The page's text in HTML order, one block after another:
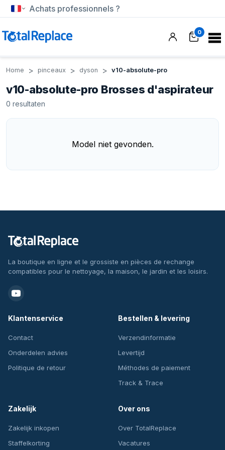
Achats professionnels ?
0
Home pinceaux dyson v10-absolute-pro
v10-absolute-pro Brosses d'aspirateur
0 resultaten
Model niet gevonden.
La boutique en ligne et le grossiste en pièces de rechange
compatibles pour le nettoyage, la maison, le jardin et les loisirs.
Klantenservice
Contact
Onderdelen advies
Politique de retour
Bestellen & levering
Verzendinformatie
Levertijd
Méthodes de paiement
Track & Trace
Zakelijk
Zakelijk inkopen
Staffelkorting
Over ons
Over TotalReplace
Vacatures